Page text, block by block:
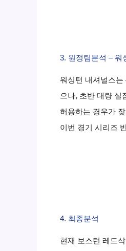
3. 원정팀분석 – 워
워싱턴 내셔널스는
으나, 초반 대량 실
허용하는 경우가
이번 경기 시리즈
4. 최종분석
현재 보스턴 레드